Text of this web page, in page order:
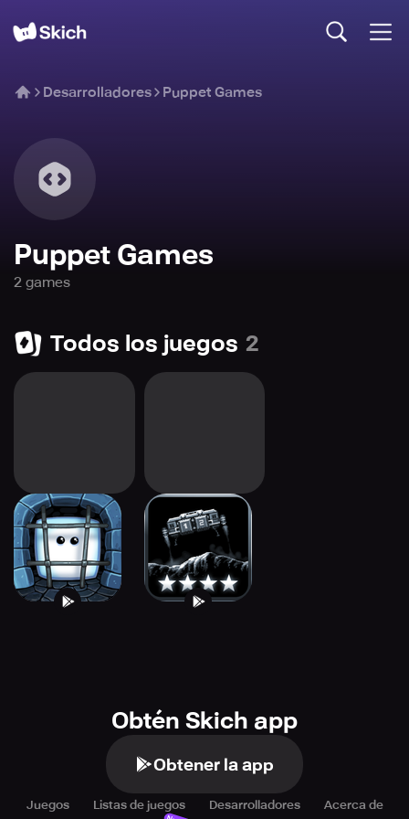
Desarrolladores Puppet Games
Puppet Games
2 games
Todos los juegos 2
Kub - Puzzle
Platformer
Lunar Mission
Obtén Skich app
Obtener la app
Juegos Listas de juegos Desarrolladores Acerca de